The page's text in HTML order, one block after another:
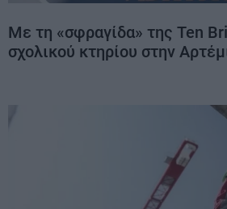
Με τη «σφραγίδα» της Ten
σχολικού κτηρίου στην